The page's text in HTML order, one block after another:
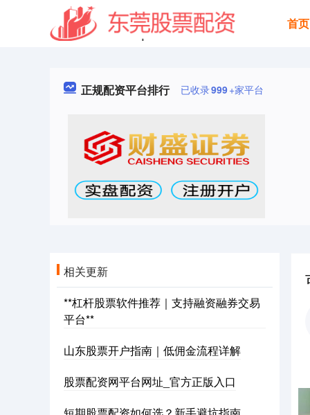
首页
正规配资平台排行 已收录999+家平台
相关更新
**杠杆股票软件推荐｜支持融资融券交易
平台**
山东股票开户指南｜低佣金流程详解
股票配资网平台网址_官方正版入口